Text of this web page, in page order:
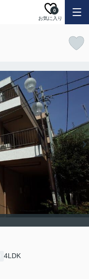
お気に入り
0
4LDK